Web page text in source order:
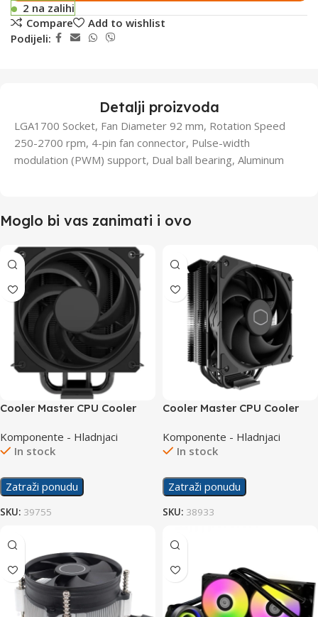
2 na zalihi
Compare
Add to wishlist
Podijeli:
Detalji proizvoda
LGA1700 Socket, Fan Diameter 92 mm, Rotation Speed
250-2700 rpm, 4-pin fan connector, Pulse-width
modulation (PWM) support, Dual ball bearing, Aluminum
Moglo bi vas zanimati i ovo
Cooler Master CPU Cooler
Komponente - Hladnjaci
In stock
Zatraži ponudu
SKU: 39755
Cooler Master CPU Cooler
Komponente - Hladnjaci
In stock
Zatraži ponudu
SKU: 38933